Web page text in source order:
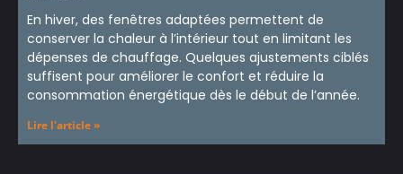
En hiver, des fenêtres adaptées permettent de
conserver la chaleur à l’intérieur tout en limitant les
dépenses de chauffage. Quelques ajustements ciblés
suffisent pour améliorer le confort et réduire la
consommation énergétique dès le début de l’année.
Lire l'article »